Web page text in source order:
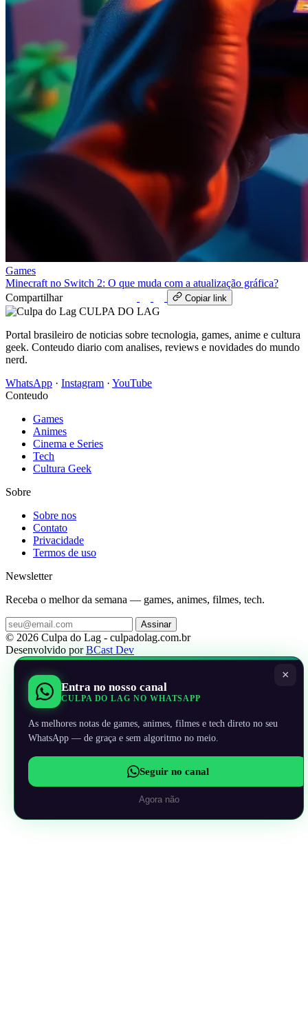
Games
Minecraft no Switch 2: O que muda com a atualização gráfica?
Compartilhar
Copiar link
CULPA DO LAG
Portal brasileiro de noticias sobre tecnologia, games, anime e cultura
geek. Conteudo diario com analises, reviews e novidades do mundo
nerd.
WhatsApp · Instagram · YouTube
Conteudo
Games
Animes
Cinema e Series
Tech
Cultura Geek
Sobre
Sobre nos
Contato
Privacidade
Termos de uso
Newsletter
Receba o melhor da semana — games, animes, filmes, tech.
Assinar
© 2026 Culpa do Lag - culpadolag.com.br
Desenvolvido porBCast Dev
×
Entra no nosso canal
CULPA DO LAG NO WHATSAPP
As melhores notas de games, animes, filmes e tech direto no seu
WhatsApp — de graça e sem algoritmo no meio.
Seguir no canal
Agora não